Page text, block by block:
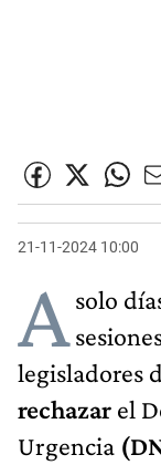
21-11-2024 10:00
Asolo
legisladores
rechazar el
Urgencia